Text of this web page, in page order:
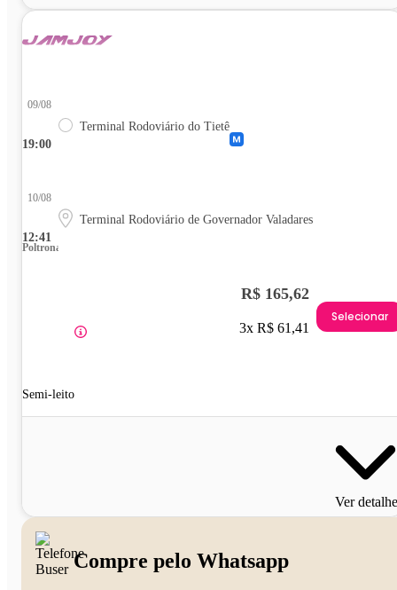
19:00
09/08
Terminal Rodoviário do Tietê
12:41
10/08
Terminal Rodoviário de Governador Valadares
Poltrona
Semi-leito
R$ 165,62
3x R$ 61,41
Selecionar
Ver
Compre pelo Whatsapp